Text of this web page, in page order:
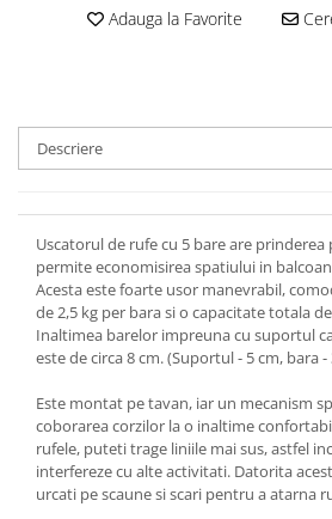
Adauga la Favorite
Descriere
Uscatorul de rufe cu 5 bare are prinderea
permite economisirea spatiului in
Acesta este foarte usor manevrabil,
de 2,5 kg per bara si o capacitate totala
Inaltimea barelor impreuna cu suportul
este de circa 8 cm. (Suportul - 5 cm, bara -
Este montat pe tavan, iar un mecanism
coborarea corzilor la o inaltime
rufele, puteti trage liniile mai sus, astfel
interfereze cu alte activitati. Datorita
urcati pe scaune si scari pentru a atarna